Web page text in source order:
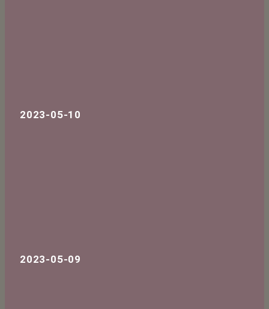
2023-05-10
2023-05-09